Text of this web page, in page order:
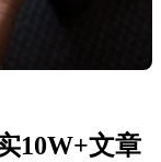
10W+文章